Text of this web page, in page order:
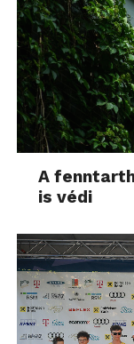
A
is védi